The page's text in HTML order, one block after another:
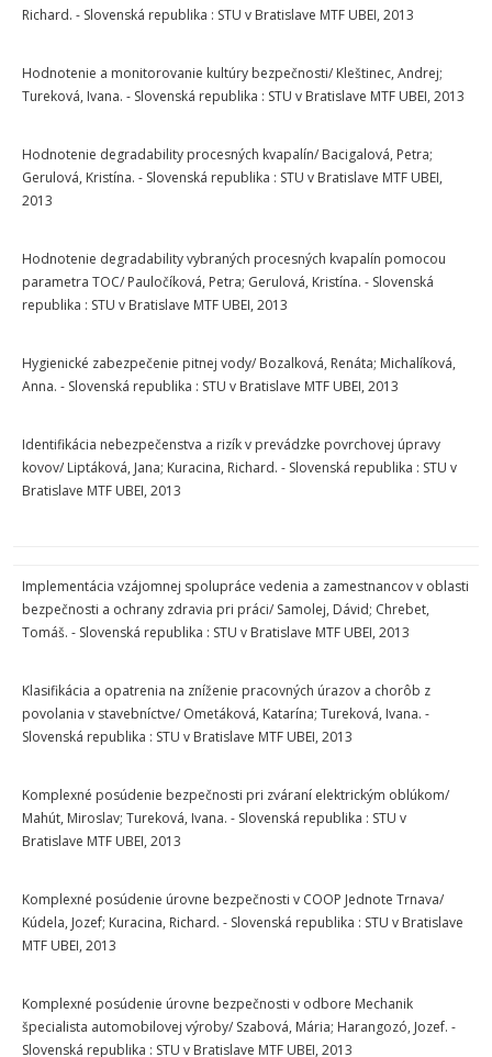
Richard. - Slovenská republika : STU v Bratislave MTF UBEI, 2013
Hodnotenie a monitorovanie kultúry bezpečnosti/ Kleštinec, Andrej;
Tureková, Ivana. - Slovenská republika : STU v Bratislave MTF UBEI, 2013
Hodnotenie degradability procesných kvapalín/ Bacigalová, Petra;
Gerulová, Kristína. - Slovenská republika : STU v Bratislave MTF UBEI,
2013
Hodnotenie degradability vybraných procesných kvapalín pomocou
parametra TOC/ Pauločíková, Petra; Gerulová, Kristína. - Slovenská
republika : STU v Bratislave MTF UBEI, 2013
Hygienické zabezpečenie pitnej vody/ Bozalková, Renáta; Michalíková,
Anna. - Slovenská republika : STU v Bratislave MTF UBEI, 2013
Identifikácia nebezpečenstva a rizík v prevádzke povrchovej úpravy
kovov/ Liptáková, Jana; Kuracina, Richard. - Slovenská republika : STU v
Bratislave MTF UBEI, 2013
Implementácia vzájomnej spolupráce vedenia a zamestnancov v oblasti
bezpečnosti a ochrany zdravia pri práci/ Samolej, Dávid; Chrebet,
Tomáš. - Slovenská republika : STU v Bratislave MTF UBEI, 2013
Klasifikácia a opatrenia na zníženie pracovných úrazov a chorôb z
povolania v stavebníctve/ Ometáková, Katarína; Tureková, Ivana. -
Slovenská republika : STU v Bratislave MTF UBEI, 2013
Komplexné posúdenie bezpečnosti pri zváraní elektrickým oblúkom/
Mahút, Miroslav; Tureková, Ivana. - Slovenská republika : STU v
Bratislave MTF UBEI, 2013
Komplexné posúdenie úrovne bezpečnosti v COOP Jednote Trnava/
Kúdela, Jozef; Kuracina, Richard. - Slovenská republika : STU v Bratislave
MTF UBEI, 2013
Komplexné posúdenie úrovne bezpečnosti v odbore Mechanik
špecialista automobilovej výroby/ Szabová, Mária; Harangozó, Jozef. -
Slovenská republika : STU v Bratislave MTF UBEI, 2013